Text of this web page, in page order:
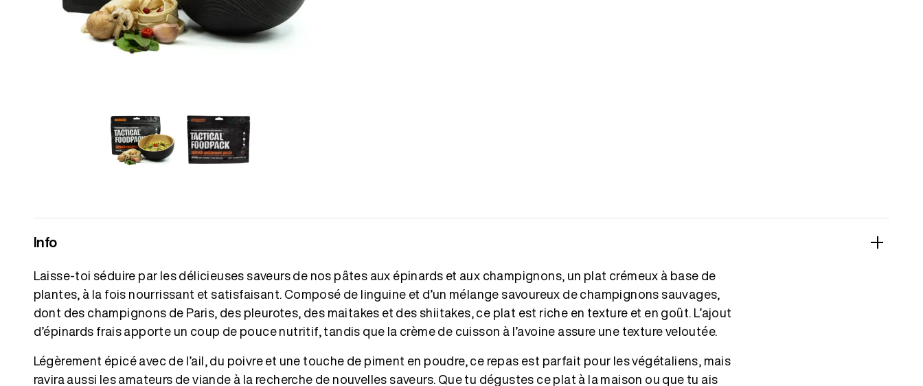
Info
Laisse-toi séduire par les délicieuses saveurs de nos pâtes aux épinards et aux champignons, un plat crémeux à base de
plantes, à la fois nourrissant et satisfaisant. Composé de linguine et d’un mélange savoureux de champignons sauvages,
dont des champignons de Paris, des pleurotes, des maitakes et des shiitakes, ce plat est riche en texture et en goût. L’ajout
d’épinards frais apporte un coup de pouce nutritif, tandis que la crème de cuisson à l’avoine assure une texture veloutée.
Légèrement épicé avec de l’ail, du poivre et une touche de piment en poudre, ce repas est parfait pour les végétaliens, mais
ravira aussi les amateurs de viande à la recherche de nouvelles saveurs. Que tu dégustes ce plat à la maison ou que tu ais